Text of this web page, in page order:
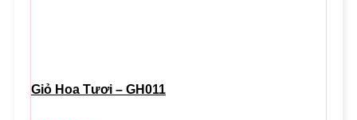
Giỏ Hoa Tươi – GH011